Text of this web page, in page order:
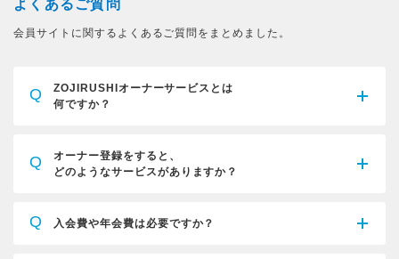
よくあるご質問
会員サイトに関するよくあるご質問をまとめました。
Q
ZOJIRUSHIオーナーサービスとは
何ですか？
Q
オーナー登録をすると、
どのようなサービスがありますか？
Q 入会費や年会費は必要ですか？